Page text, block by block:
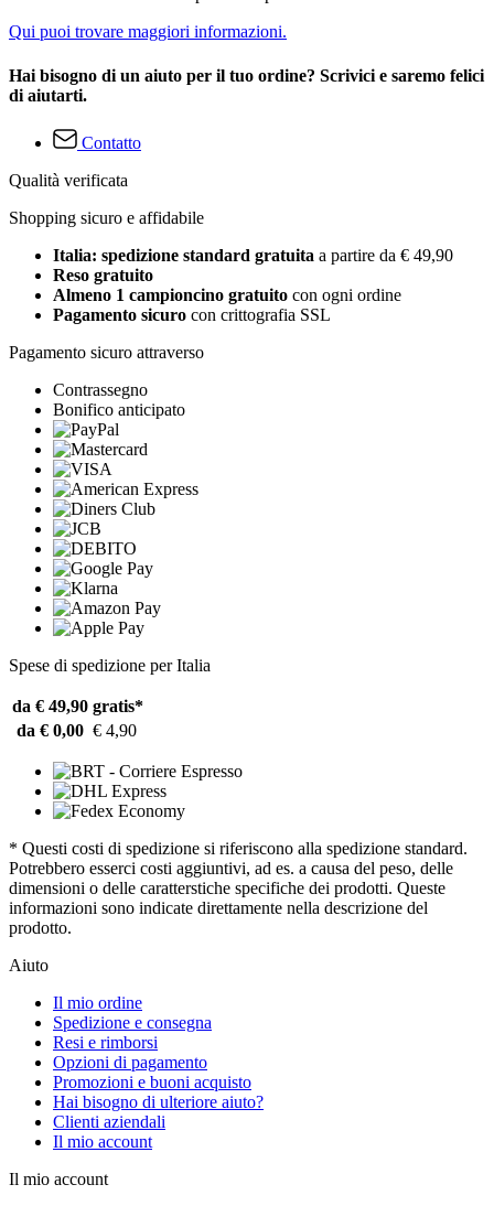
Qui puoi trovare maggiori informazioni.
Hai bisogno di un aiuto per il tuo ordine? Scrivici e saremo felici
di aiutarti.
Contatto
Qualità verificata
Shopping sicuro e affidabile
Italia: spedizione standard gratuita a partire da € 49,90
Reso gratuito
Almeno 1 campioncino gratuito con ogni ordine
Pagamento sicuro con crittografia SSL
Pagamento sicuro attraverso
Contrassegno
Bonifico anticipato
Spese di spedizione per Italia
da € 49,90 gratis*
da € 0,00 € 4,90
* Questi costi di spedizione si riferiscono alla spedizione standard.
Potrebbero esserci costi aggiuntivi, ad es. a causa del peso, delle
dimensioni o delle caratterstiche specifiche dei prodotti. Queste
informazioni sono indicate direttamente nella descrizione del
prodotto.
Aiuto
Il mio ordine
Spedizione e consegna
Resi e rimborsi
Opzioni di pagamento
Promozioni e buoni acquisto
Hai bisogno di ulteriore aiuto?
Clienti aziendali
Il mio account
Il mio account